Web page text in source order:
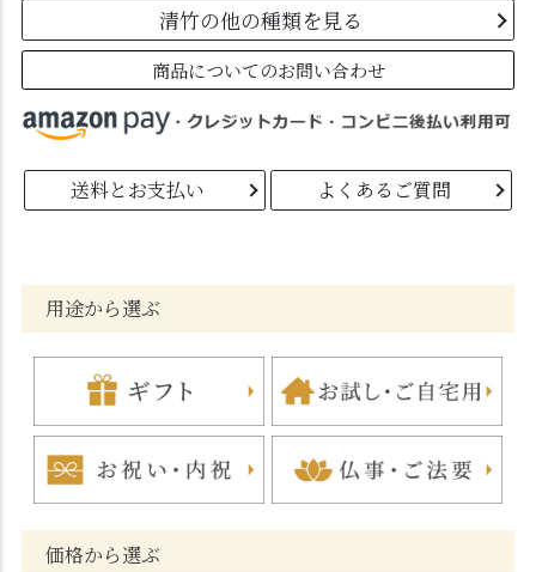
清竹の他の種類を見る
商品についてのお問い合わせ
送料とお支払い よくあるご質問
用途から選ぶ
価格から選ぶ